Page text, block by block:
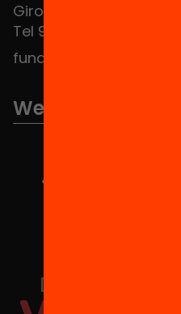
Girona 34, interior
Tel 934 588 700
fundacio@equitat.org
We are part of...